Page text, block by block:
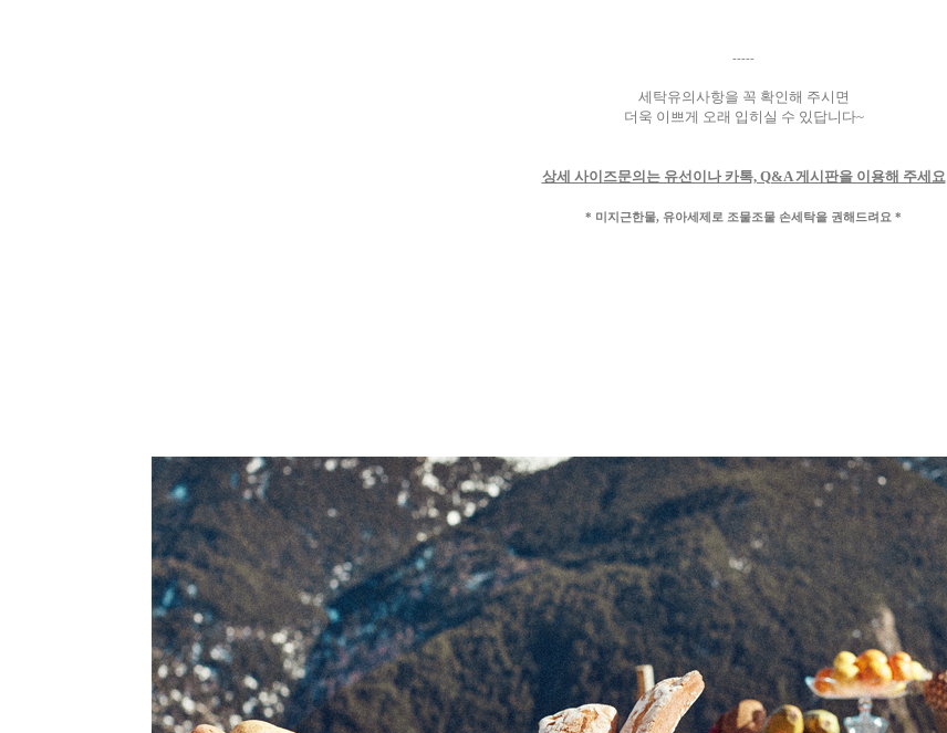
-----
세탁유의사항을 꼭 확인해 주시면
더욱 이쁘게 오래 입히실 수 있답니다~
상세 사이즈문의는 유선이나 카톡, Q&A 게시판을 이용해 주세요
* 미지근한물, 유아세제로 조물조물 손세탁을 권해드려요 *